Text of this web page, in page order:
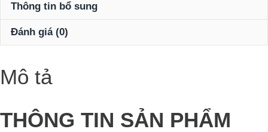
Vacuum
Thông tin bổ sung
Đánh giá (0)
Mô tả
THÔNG TIN SẢN PHẨM